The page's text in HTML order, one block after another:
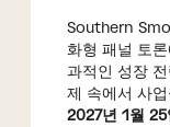
Southern
화형 패널 토
과적인 성장
제 속에서 사
2027년 1월